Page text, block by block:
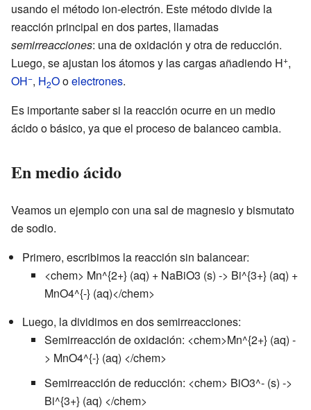
usando el método ion-electrón. Este método divide la
reacción principal en dos partes, llamadas
semirreacciones: una de oxidación y otra de reducción.
Luego, se ajustan los átomos y las cargas añadiendo H+,
OH−, H2Ooelectrones.
Es importante saber si la reacción ocurre en un medio
ácido o básico, ya que el proceso de balanceo cambia.
En medio ácido
Veamos un ejemplo con una sal de magnesio y bismutato
de sodio.
Primero, escribimos la reacción sin balancear:
<chem> Mn^{2+} (aq) + NaBiO3 (s) -> Bi^{3+} (aq) +
MnO4^{-} (aq)</chem>
Luego, la dividimos en dos semirreacciones:
Semirreacción de oxidación: <chem>Mn^{2+} (aq) -
> MnO4^{-} (aq) </chem>
Semirreacción de reducción: <chem> BiO3^- (s) ->
Bi^{3+} (aq) </chem>